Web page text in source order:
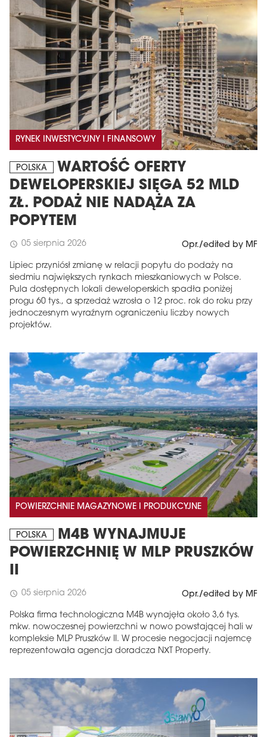
RYNEK INWESTYCYJNY I FINANSOWY
POLSKA
WARTOŚĆ OFERTY
DEWELOPERSKIEJ SIĘGA 52 MLD
ZŁ. PODAŻ NIE NADĄŻA ZA
POPYTEM
schedule 05 sierpnia 2026 Opr./edited by MF
Lipiec przyniósł zmianę w relacji popytu do podaży na
siedmiu największych rynkach mieszkaniowych w Polsce.
Pula dostępnych lokali deweloperskich spadła poniżej
progu 60 tys., a sprzedaż wzrosła o 12 proc. rok do roku przy
jednoczesnym wyraźnym ograniczeniu liczby nowych
projektów.
POWIERZCHNIE MAGAZYNOWE I PRODUKCYJNE
POLSKA
M4B WYNAJMUJE
POWIERZCHNIĘ W MLP PRUSZKÓW
II
schedule 05 sierpnia 2026 Opr./edited by MF
Polska firma technologiczna M4B wynajęła około 3,6 tys.
mkw. nowoczesnej powierzchni w nowo powstającej hali w
kompleksie MLP Pruszków II. W procesie negocjacji najemcę
reprezentowała agencja doradcza NXT Property.